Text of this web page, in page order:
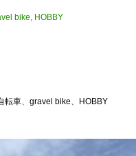
bike, HOBBY
転車、 gravel bike、 HOBBY